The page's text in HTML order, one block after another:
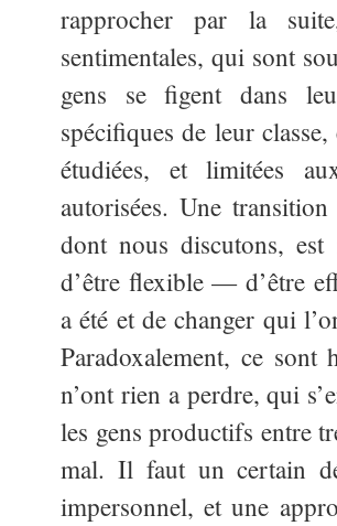
rapprocher par la
sentimentales, qui sont
gens se figent dans
spécifiques de leur
étudiées, et limitées
autorisées. Une
dont nous discutons, est
d’être flexible — d’être
a été et de changer qui
Paradoxalement, ce
n’ont rien a perdre, qui
les gens productifs entre
mal. Il faut un certain
impersonnel, et une